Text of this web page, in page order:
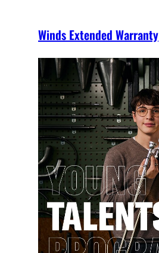
Winds Extended Warranty